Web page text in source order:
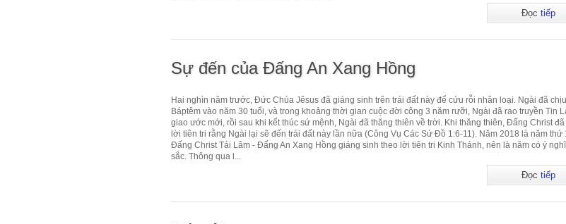
Đọc tiếp
Sự đến của Đấng An Xang Hồng
Hai nghìn năm trước, Đức Chúa Jêsus đã giáng sinh trên trái đất này để cứu rỗi nhân loại. Ngài đã
Báptêm vào năm 30 tuổi, và trong khoảng thời gian cuộc đời công 3 năm rưỡi, Ngài đã rao truyền Tin
giao ước mới, rồi sau khi kết thúc sứ mệnh, Ngài đã thăng thiên về trời. Khi thăng thiên, Đấng Christ đã
lời tiên tri rằng Ngài lại sẽ đến trái đất này lần nữa (Công Vụ Các Sứ Đồ 1:6-11). Năm 2018 là năm thứ
Đấng Christ Tái Lâm - Đấng An Xang Hồng giáng sinh theo lời tiên tri Kinh Thánh, nên là năm có ý
sắc. Thông qua l...
Đọc tiếp